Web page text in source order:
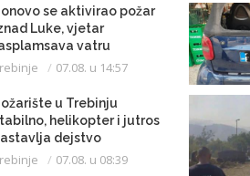
se aktivirao požar
Luke, vjetar
vatru
07.08. u 14:57
u Trebinju
helikopter i jutros
dejstvo
07.08. u 08:39